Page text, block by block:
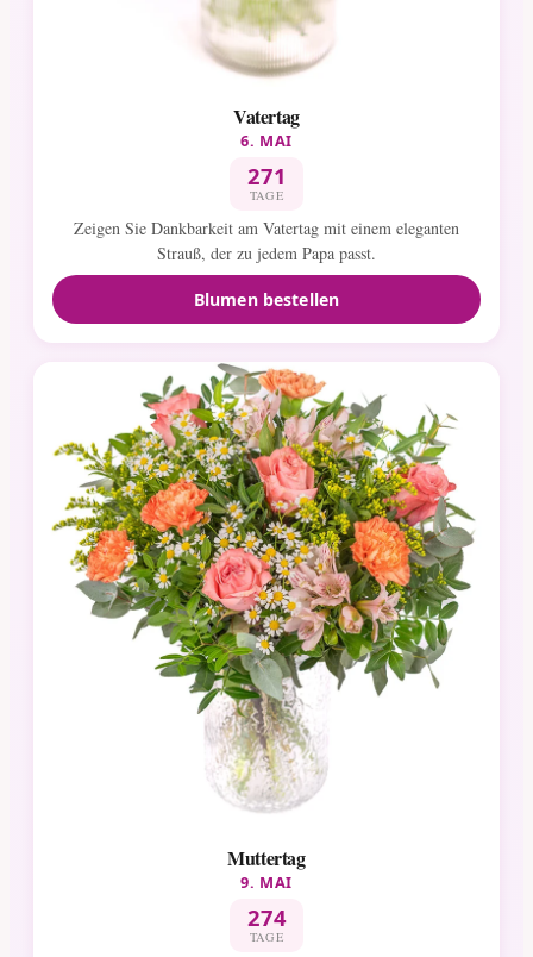
Vatertag
6. MAI
271
TAGE
Zeigen Sie Dankbarkeit am Vatertag mit einem eleganten
Strauß, der zu jedem Papa passt.
Blumen bestellen
Muttertag
9. MAI
274
TAGE